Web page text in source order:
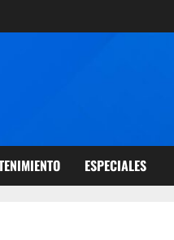
ESPECIALES